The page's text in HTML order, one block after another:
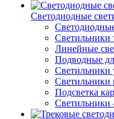
Светодиодные
Светильники
Линейные
Подводные
Светильники
Светильники
Подсветка
Светильники